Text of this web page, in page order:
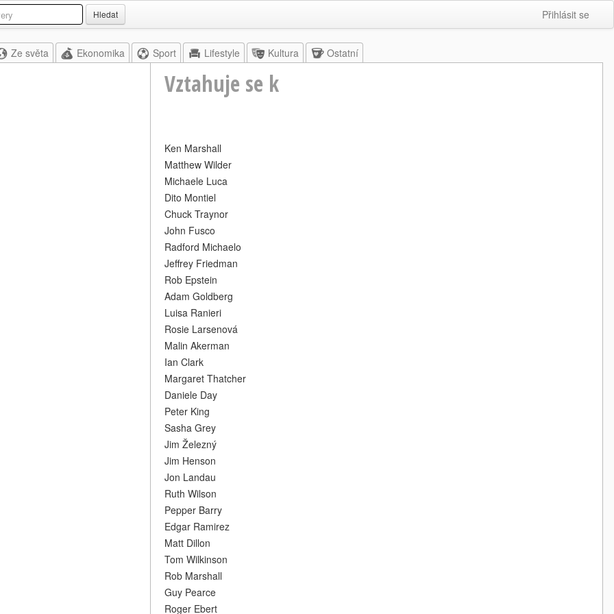
Hledat Přihlásit se
Ze světa Ekonomika Sport Lifestyle Kultura Ostatní
Vztahuje se k
Ken Marshall
Matthew Wilder
Michaele Luca
Dito Montiel
Chuck Traynor
John Fusco
Radford Michaelo
Jeffrey Friedman
Rob Epstein
Adam Goldberg
Luisa Ranieri
Rosie Larsenová
Malin Akerman
Ian Clark
Margaret Thatcher
Daniele Day
Peter King
Sasha Grey
Jim Železný
Jim Henson
Jon Landau
Ruth Wilson
Pepper Barry
Edgar Ramirez
Matt Dillon
Tom Wilkinson
Rob Marshall
Guy Pearce
Roger Ebert